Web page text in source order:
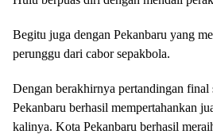
Begitu juga dengan Pekanbaru yang
perunggu dari cabor sepakbola.
Dengan berakhirnya pertandingan final
Pekanbaru berhasil mempertahankan
kalinya. Kota Pekanbaru berhasil